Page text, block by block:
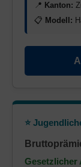
📍 Kanton:
📋 Modell:
⭐
Gesetzlicher